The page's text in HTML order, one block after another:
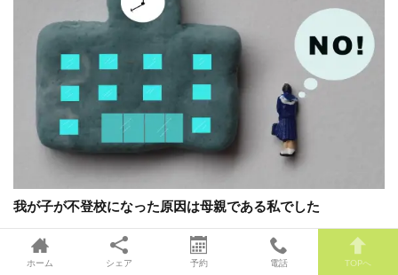
我が子が不登校になった原因は母親である私でした
久しぶりの登場のスタッフYこと片山陽子です。 私はアダルトチルドレンで
した。 夫は片山太郎ですが、彼もアダルトチルドレンでした。 そんな二人が
ホーム シェア 予約 電話 TOPへ